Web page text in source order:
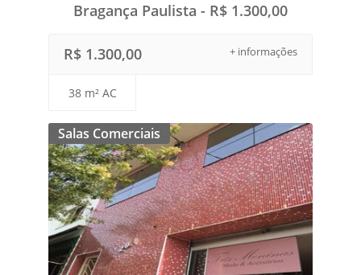
Bragança Paulista - R$ 1.300,00
+ informações
R$ 1.300,00
38 m² AC
Salas Comerciais